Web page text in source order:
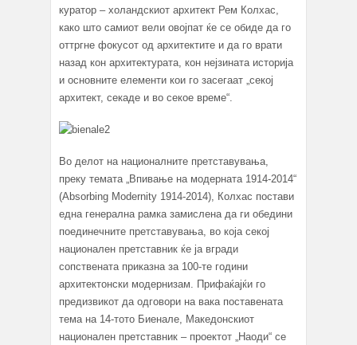
куратор – холандскиот архитект Рем Колхас,
како што самиот вели овојпат ќе се обиде да го
оттргне фокусот од архитектите и да го врати
назад кон архитектурата, кон нејзината историја
и основните елементи кои го засегаат „секој
архитект, секаде и во секое време“.
Во делот на националните претставувања,
преку темата „Впивање на модерната 1914-2014“
(Absorbing Modernity 1914-2014), Колхас постави
една генерална рамка замислена да ги обедини
поединечните претставувања, во која секој
национален претставник ќе ја вгради
сопствената приказна за 100-те години
архитектонски модернизам. Прифаќајќи го
предизвикот да одговори на вака поставената
тема на 14-тото Биенале, Македонскиот
национален претставник – проектот „Наоди“ се